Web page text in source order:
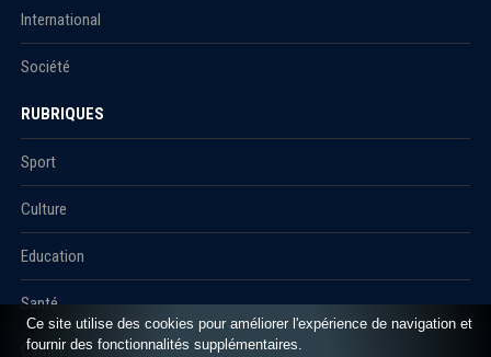
International
Société
RUBRIQUES
Sport
Culture
Education
Santé
Carnet
Ce site utilise des cookies pour améliorer l'expérience de navigation et
fournir des fonctionnalités supplémentaires.